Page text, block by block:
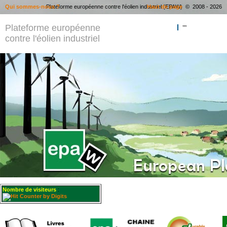
Plateforme européenne
contre l'éolien industriel
""
Nombre de visiteurs :
Plateforme européenne contre l'éolien industriel (EPAW) © 2008 - 2026
Haut de page
Qui sommes-nous ?